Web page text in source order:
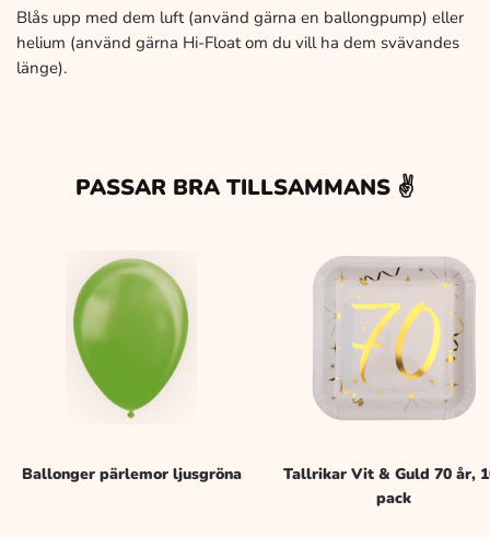
Blås upp med dem luft (använd gärna en ballongpump) eller
helium (använd gärna Hi-Float om du vill ha dem svävandes
länge).
PASSAR BRA TILLSAMMANS ✌️
Ballonger pärlemor ljusgröna
Tallrikar Vit & Guld 70 år,
pack